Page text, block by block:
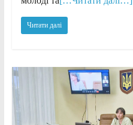
Читати далі